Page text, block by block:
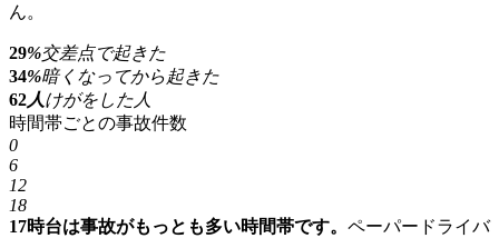
ん。
29%交差点で起きた
34%暗くなってから起きた
62人けがをした人
時間帯ごとの事故件数
0
6
12
18
17時台は事故がもっとも多い時間帯です。 ペーパードライバ